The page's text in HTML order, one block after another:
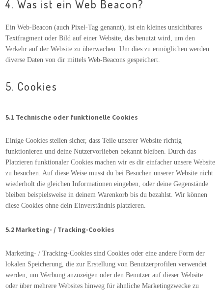
4. Was ist ein Web Beacon?
Ein Web-Beacon (auch Pixel-Tag genannt), ist ein kleines unsichtbares
Textfragment oder Bild auf einer Website, das benutzt wird, um den
Verkehr auf der Website zu überwachen. Um dies zu ermöglichen werden
diverse Daten von dir mittels Web-Beacons gespeichert.
5. Cookies
5.1 Technische oder funktionelle Cookies
Einige Cookies stellen sicher, dass Teile unserer Website richtig
funktionieren und deine Nutzervorlieben bekannt bleiben. Durch das
Platzieren funktionaler Cookies machen wir es dir einfacher unsere Website
zu besuchen. Auf diese Weise musst du bei Besuchen unserer Website nicht
wiederholt die gleichen Informationen eingeben, oder deine Gegenstände
bleiben beispielsweise in deinem Warenkorb bis du bezahlst. Wir können
diese Cookies ohne dein Einverständnis platzieren.
5.2 Marketing- / Tracking-Cookies
Marketing- / Tracking-Cookies sind Cookies oder eine andere Form der
lokalen Speicherung, die zur Erstellung von Benutzerprofilen verwendet
werden, um Werbung anzuzeigen oder den Benutzer auf dieser Website
oder über mehrere Websites hinweg für ähnliche Marketingzwecke zu